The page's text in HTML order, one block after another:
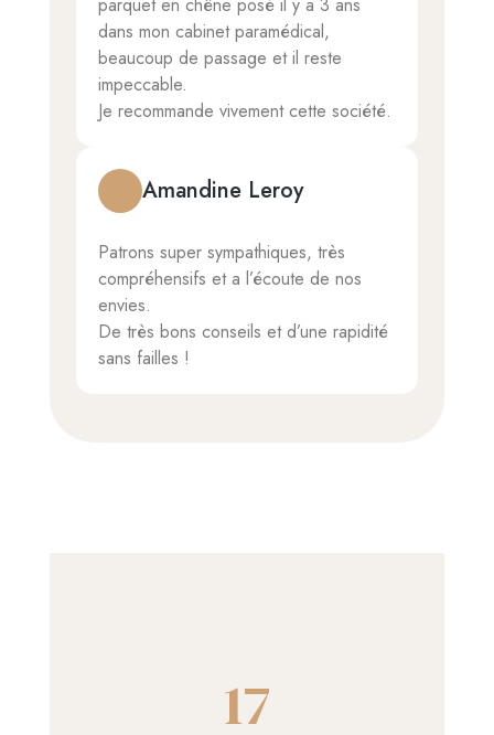
parquet en chêne posé il y a 3 ans
dans mon cabinet paramédical,
beaucoup de passage et il reste
impeccable.
Je recommande vivement cette société.
Amandine Leroy
Patrons super sympathiques, très
compréhensifs et a l’écoute de nos
envies.
De très bons conseils et d’une rapidité
sans failles !
17